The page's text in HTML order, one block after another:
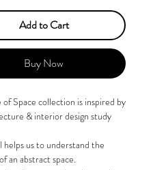
Add to Cart
Buy Now
of Space collection is inspired by
& interior design study
helps us to understand the
an abstract space.